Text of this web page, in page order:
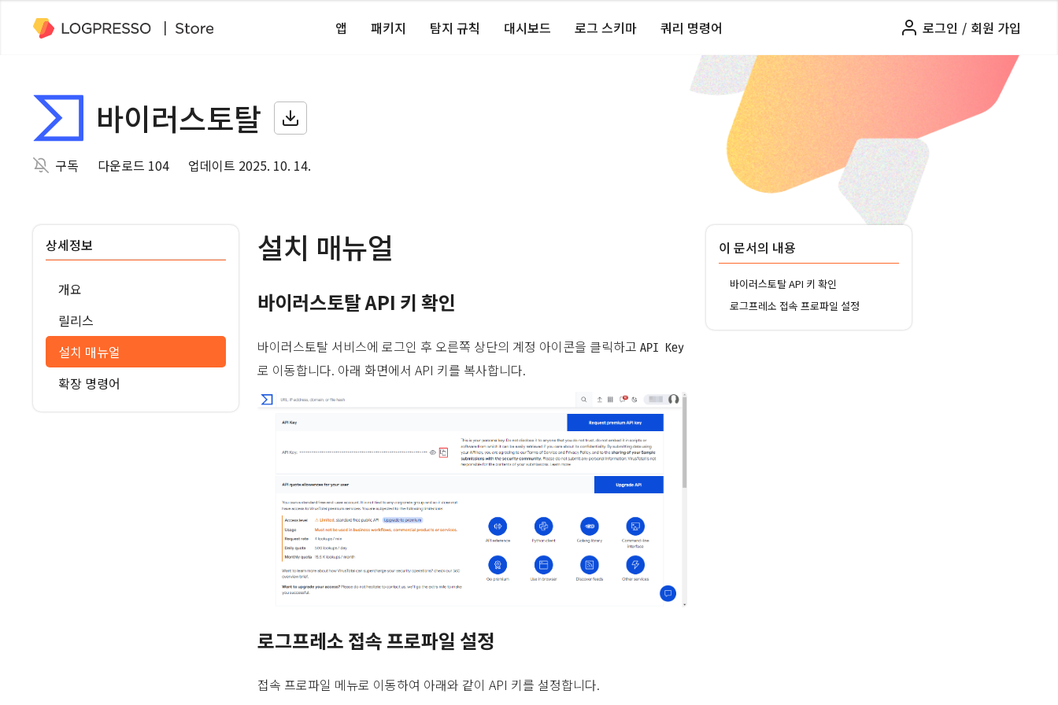
앱 패키지 탐지 규칙 대시보드 로그 스키마 쿼리 명령어 로그인 / 회원 가입
바이러스토탈
구독 다운로드 104 업데이트 2025. 10. 14.
상세정보
개요
릴리스
설치 매뉴얼
확장 명령어
설치 매뉴얼
바이러스토탈 API 키 확인
바이러스토탈 서비스에 로그인 후 오른쪽 상단의 계정 아이콘을 클릭하고 API Key
로 이동합니다. 아래 화면에서 API 키를 복사합니다.
로그프레소 접속 프로파일 설정
접속 프로파일 메뉴로 이동하여 아래와 같이 API 키를 설정합니다.
이 문서의 내용
바이러스토탈 API 키 확인
로그프레소 접속 프로파일 설정